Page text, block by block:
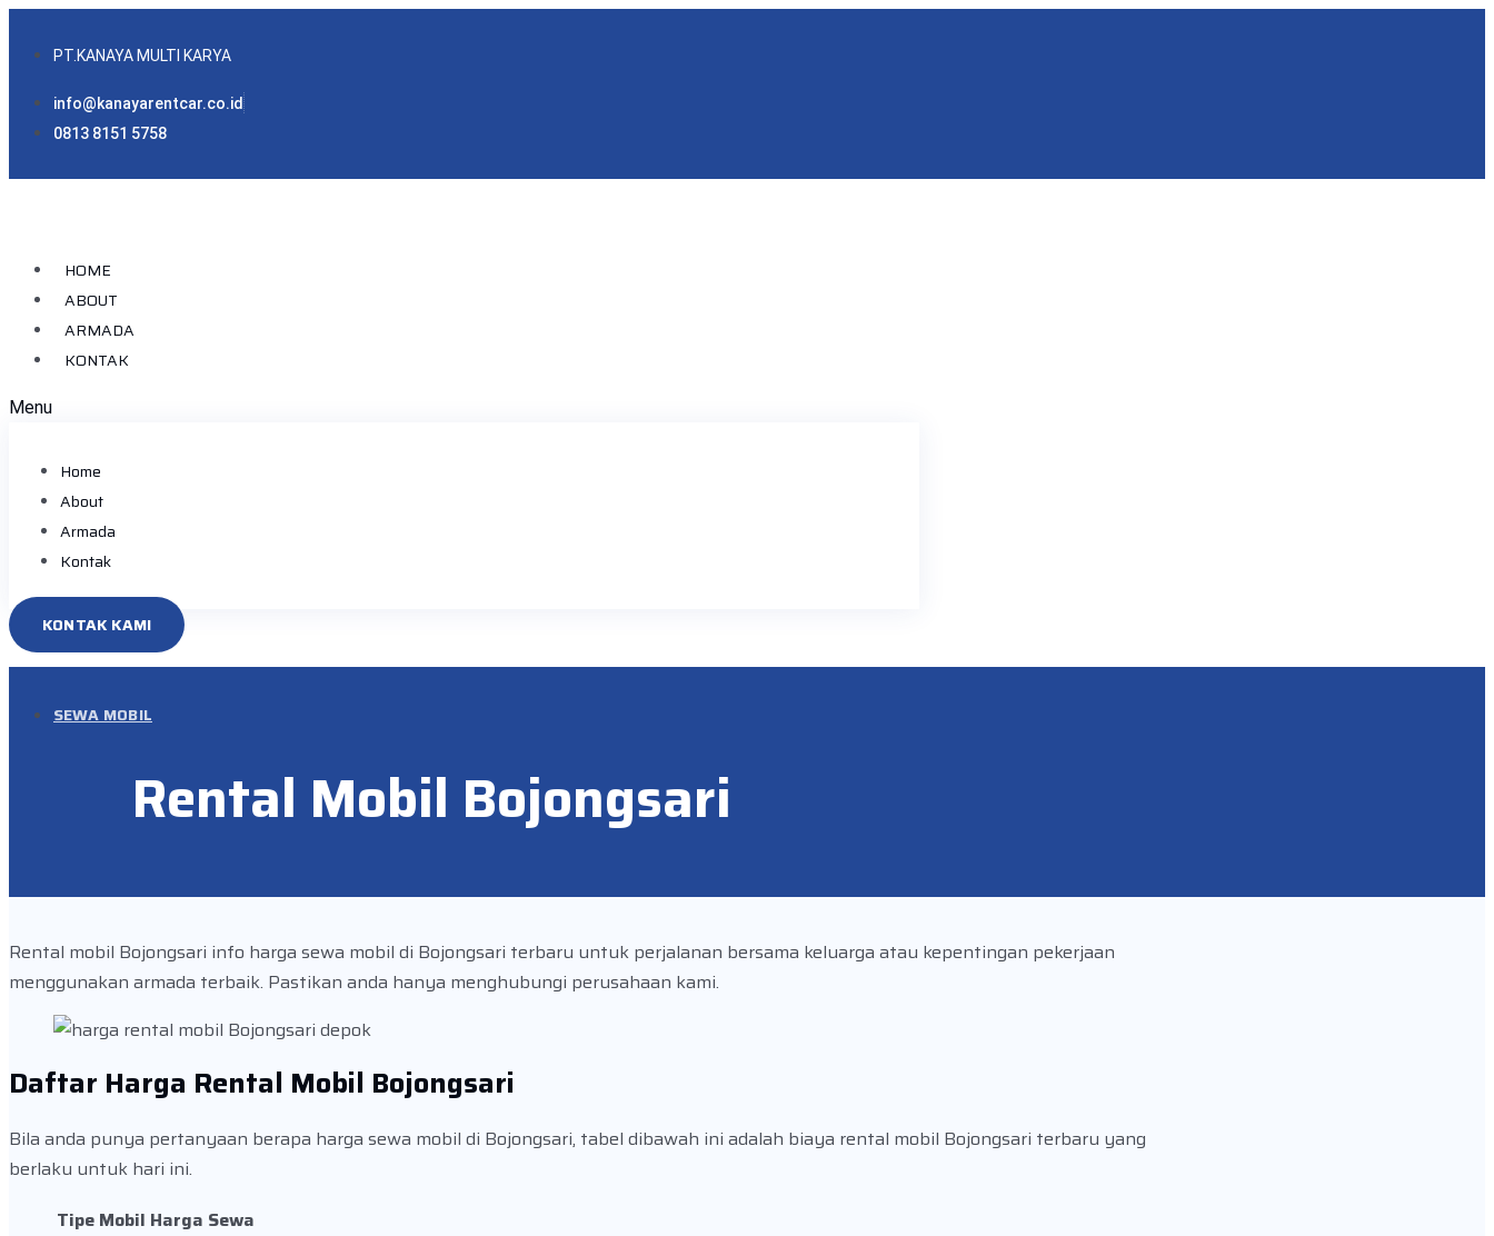
PT.KANAYA MULTI KARYA
info@kanayarentcar.co.id
0813 8151 5758
HOME
ABOUT
ARMADA
KONTAK
Menu
Home
About
Armada
Kontak
KONTAK KAMI
SEWA MOBIL
Rental Mobil Bojongsari
Rental mobil Bojongsari info harga sewa mobil di Bojongsari terbaru untuk perjalanan bersama keluarga atau kepentingan pekerjaan
menggunakan armada terbaik. Pastikan anda hanya menghubungi perusahaan kami.
Daftar Harga Rental Mobil Bojongsari
Bila anda punya pertanyaan berapa harga sewa mobil di Bojongsari, tabel dibawah ini adalah biaya rental mobil Bojongsari terbaru yang
berlaku untuk hari ini.
Tipe Mobil Harga Sewa